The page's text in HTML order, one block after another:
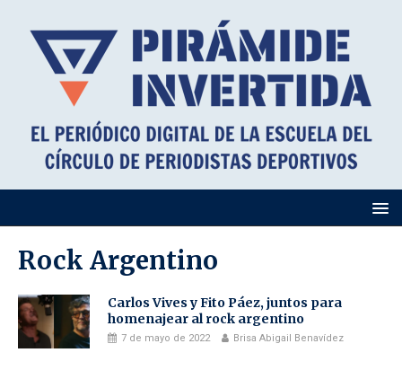
Rock Argentino
Carlos Vives y Fito Páez, juntos para
homenajear al rock argentino
7 de mayo de 2022 Brisa Abigail Benavídez